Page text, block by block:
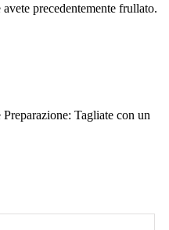
precedentemente frullato.
Tagliate con un